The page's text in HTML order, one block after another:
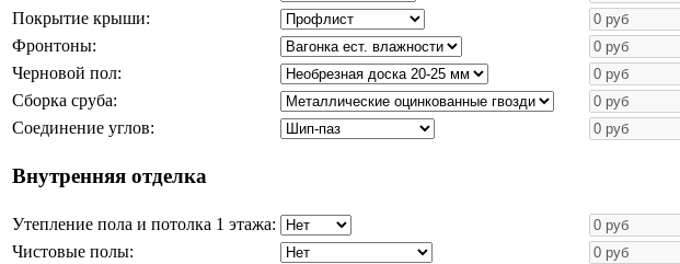
Покрытие крыши:
Фронтоны:
Черновой пол:
Сборка сруба:
Соединение углов:
Внутренняя отделка
Утепление пола и потолка 1 этажа:
Чистовые полы: